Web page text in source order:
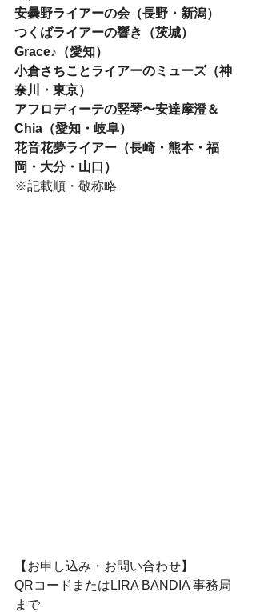
安曇野ライアーの会（長野・新潟）
つくばライアーの響き（茨城）
Grace♪（愛知）
小倉さちことライアーのミューズ（神
奈川・東京）
アフロディーテの竪琴〜安達摩澄＆
Chia（愛知・岐阜）
花音花夢ライアー（長崎・熊本・福
岡・大分・山口）
※記載順・敬称略
【お申し込み・お問い合わせ】
QRコードまたはLIRA BANDIA 事務局
まで